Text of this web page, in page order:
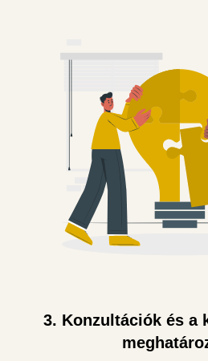
3. Konzultációk és a